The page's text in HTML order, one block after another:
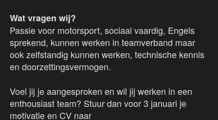
Wat vragen wij?
Passie voor motorsport, sociaal vaardig, Engels
sprekend, kunnen werken in teamverband maar
ook zelfstandig kunnen werken, technische kennis
en doorzettingsvermogen.
Voel jij je aangesproken en wil jij werken in een
enthousiast team? Stuur dan voor 3 januari je
motivatie en CV naar